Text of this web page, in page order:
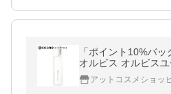
「ポイント10%バ
オルビス オルビス
ン(本体/無香料)
アットコスメショッ